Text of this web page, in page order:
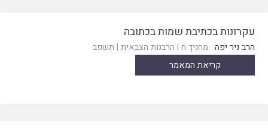
עקרונות בכתיבת שמות בכתובה
הרב ניר יפה מחניך ח | הרבנות הצבאית | תשפב
קריאת המאמר